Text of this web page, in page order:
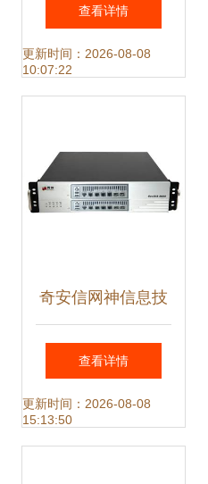
统高清图片
术服务的全方位报
查看详情
更新时间：2026-08-08
10:07:22
奇安信网神信息技
术 引领网络安全技
术服务新篇章
查看详情
更新时间：2026-08-08
15:13:50